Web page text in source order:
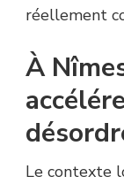
réellement
À
Le contexte